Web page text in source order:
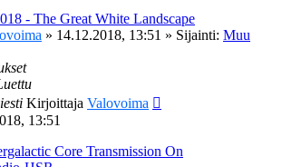
- The Great White Landscape
» 14.12.2018, 13:51 » Sijainti: Muu
Kirjoittaja Valovoima
13:51
Core Transmission On